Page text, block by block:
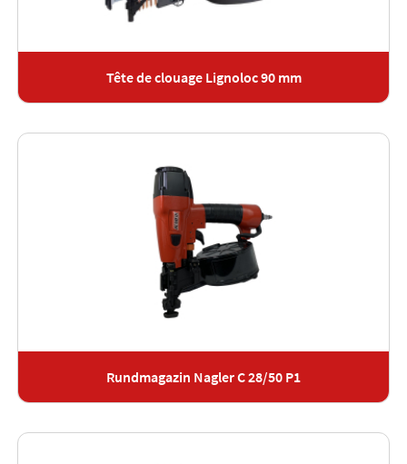
Tête de clouage Lignoloc 90 mm
Rundmagazin Nagler C 28/50 P1